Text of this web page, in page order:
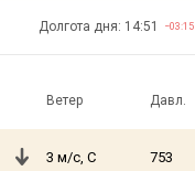
Долгота дня: 14:51 −03:15
Ветер Давл.
3 м/с, С 753